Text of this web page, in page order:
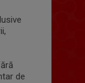
de